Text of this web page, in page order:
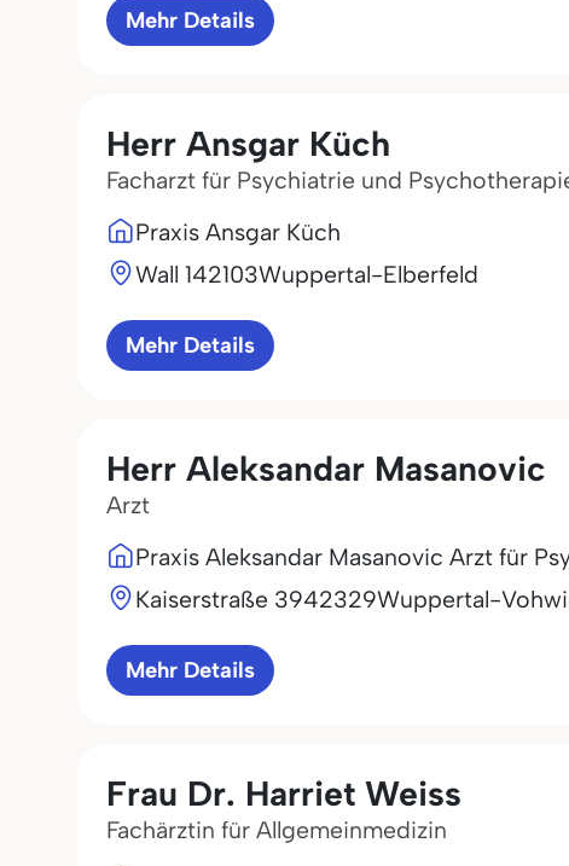
Mehr Details
Herr Ansgar Küch
Facharzt für Psychiatrie und
Praxis Ansgar Küch
Wall 142103Wuppertal-Elberfeld
Mehr Details
Herr Aleksandar Masanovic
Arzt
Praxis Aleksandar Masanovic Arzt für
Kaiserstraße 3942329Wuppertal-
Mehr Details
Frau Dr. Harriet Weiss
Fachärztin für Allgemeinmedizin